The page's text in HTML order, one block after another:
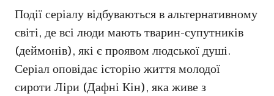
Події серіалу відбуваються в альтернативному
світі, де всі люди мають тварин-супутників
(деймонів), які є проявом людської душі.
Серіал оповідає історію життя молодої
сироти Ліри (Дафні Кін), яка живе з